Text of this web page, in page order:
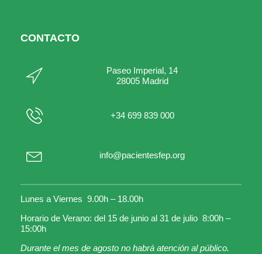
CONTACTO
Paseo Imperial, 14
28005 Madrid
+34 699 839 000
info@pacientesfep.org
Lunes a Viernes 9.00h – 18.00h
Horario de Verano: del 15 de junio al 31 de julio 8:00h –
15:00h
Durante el mes de agosto no habrá atención al público.